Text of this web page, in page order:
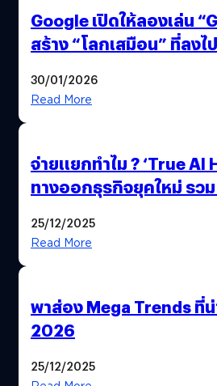
Google เปิดให้ลองเล่น
สร้าง “โลกเสมือน” ที่ลงไ
30/01/2026
Read More
จ่ายแยกทำไม ? ‘True AI
ทางออกธุรกิจยุคใหม่ รวม
25/12/2025
Read More
พาส่อง Mega Trends ที่
2026
25/12/2025